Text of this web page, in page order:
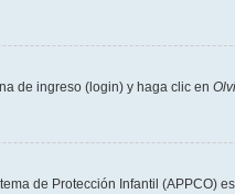
de ingreso (login) y haga clic en
de Protección Infantil (APPCO)